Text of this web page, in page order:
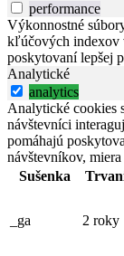
performance
Výkonnostné
kľúčových indexov
poskytovaní lepšej
Analytické
analytics
Analytické cookies
návštevníci
pomáhajú
návštevníkov,
Sušenka
_ga 2 roky